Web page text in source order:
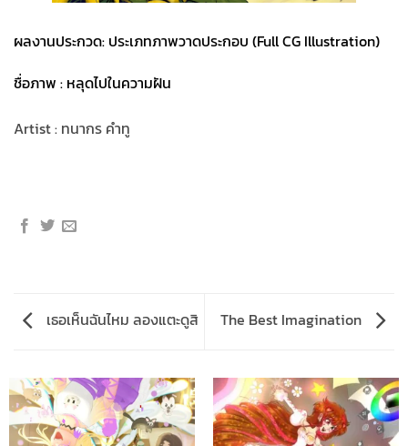
ผลงานประกวด: ประเภทภาพวาดประกอบ (Full CG Illustration)
ชื่อภาพ : หลุดไปในความฝัน
Artist : ทนากร คำทู
เธอเห็นฉันไหม ลองแตะดูสิ The Best Imagination